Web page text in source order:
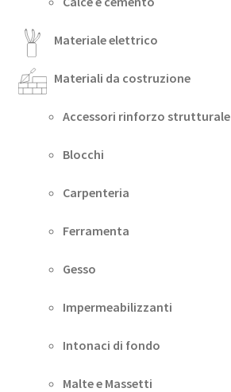
Materiale elettrico
Materiali da costruzione
Accessori rinforzo strutturale
Blocchi
Carpenteria
Ferramenta
Gesso
Impermeabilizzanti
Intonaci di fondo
Malte e Massetti